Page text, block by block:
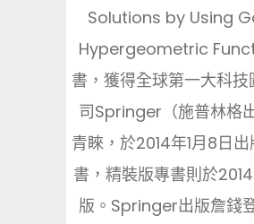
Solutions by Using
Hypergeometric
書，獲得全球第一大科技
司Springer（施普林格
青睞，於2014年1月8日
書，精裝版專書則於
版。Springer出版詹錢